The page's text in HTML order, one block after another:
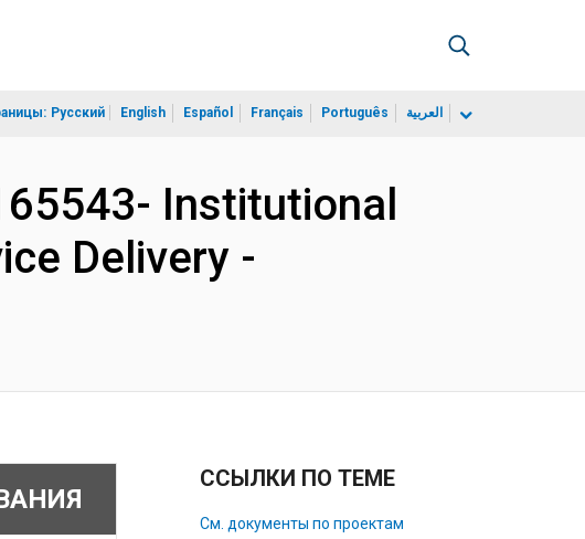
Русский English Español Français Português العربية
Institutional
Delivery -
ССЫЛКИ ПО ТЕМЕ
См. документы по проектам